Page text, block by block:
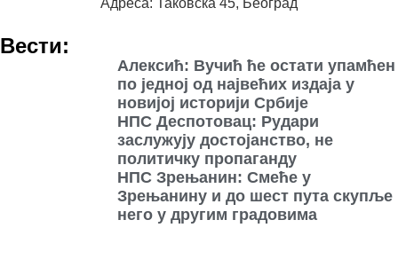
Адреса: Таковска 45, Београд
Вести:
Алексић: Вучић ће остати упамћен
по једној од највећих издаја у
новијој историји Србије
НПС Деспотовац: Рудари
заслужују достојанство, не
политичку пропаганду
НПС Зрењанин: Смеће у
Зрењанину и до шест пута скупље
него у другим градовима